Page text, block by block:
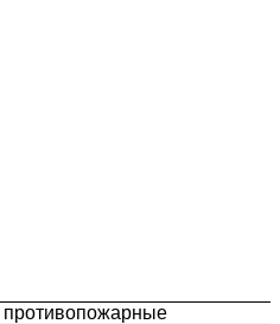
противопожарные